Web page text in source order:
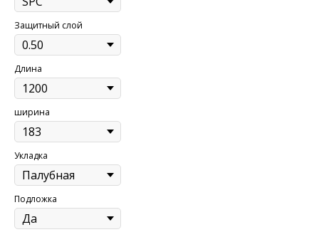
Защитный слой
Длина
ширина
Укладка
Подложка